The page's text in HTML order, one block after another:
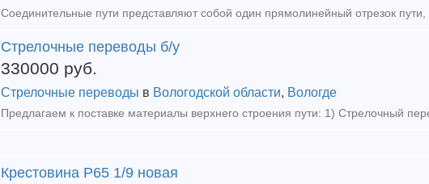
Стрелочные переводы б/у
330000 руб.
Стрелочные переводы в Вологодской области, Вологде
Крестовина Р65 1/9 новая